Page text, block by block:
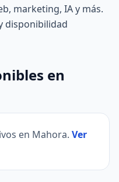
marketing, IA y más.
disponibilidad
en
en Mahora. Ver